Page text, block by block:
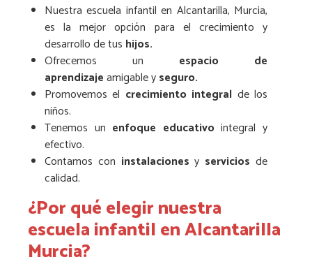
Nuestra escuela infantil en Alcantarilla, Murcia,
es la mejor opción para el crecimiento y
desarrollo de tus hijos.
Ofrecemos un espacio de
aprendizajeamigable yseguro.
Promovemos el crecimiento integral de los
niños.
Tenemos un enfoque educativo integral y
efectivo.
Contamos con instalaciones y servicios de
calidad.
¿Por qué elegir nuestra
escuela infantil en Alcantarilla
Murcia?